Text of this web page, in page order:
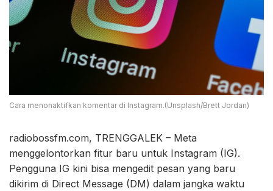
Cara menonaktifkan komentar di Instagram.(Unsplash/Brett Jordan)
radiobossfm.com, TRENGGALEK – Meta
menggelontorkan fitur baru untuk Instagram (IG).
Pengguna IG kini bisa mengedit pesan yang baru
dikirim di Direct Message (DM) dalam jangka waktu